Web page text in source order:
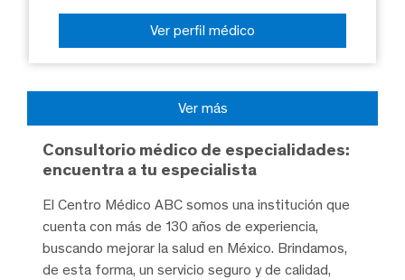
Ver perfil médico
Ver más
Consultorio médico de especialidades:
encuentra a tu especialista
El Centro Médico ABC somos una institución que
cuenta con más de 130 años de experiencia,
buscando mejorar la salud en México. Brindamos,
de esta forma, un servicio seguro y de calidad,